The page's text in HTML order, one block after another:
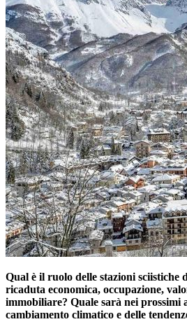
Qual è il ruolo delle stazioni sciistiche
ricaduta economica, occupazione,
immobiliare? Quale sarà nei prossimi
cambiamento climatico e delle